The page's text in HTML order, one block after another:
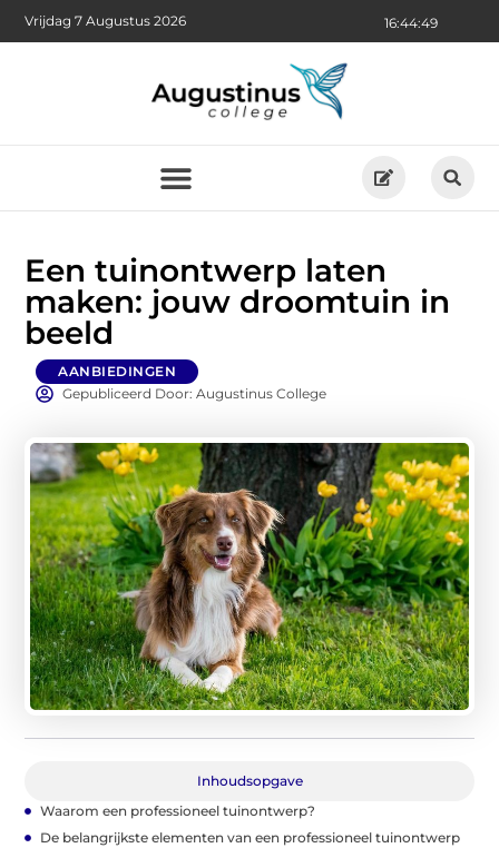
16:44:50
Vrijdag 7 Augustus 2026
Een tuinontwerp laten
maken: jouw droomtuin in
beeld
AANBIEDINGEN
Gepubliceerd Door: Augustinus College
Inhoudsopgave
Waarom een professioneel tuinontwerp?
De belangrijkste elementen van een professioneel tuinontwerp